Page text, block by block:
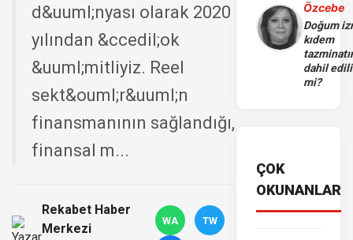
d&uuml;nyası olarak 2020
yılından &ccedil;ok
&uuml;mitliyiz. Reel
sekt&ouml;r&uuml;n
finansmanının sağlandığı,
finansal m...
Rekabet Haber
Merkezi
WA TW
Özcebe
Doğum
kıdem
dahil
mi?
ÇOK
OKUNANLAR